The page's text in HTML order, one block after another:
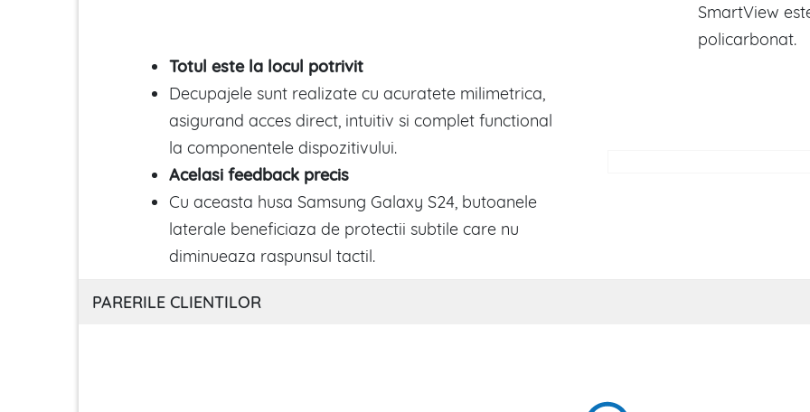
SmartView
policarbonat.
Totul este la locul potrivit
Decupajele sunt realizate cu acuratete milimetrica,
asigurand acces direct, intuitiv si complet functional
la componentele dispozitivului.
Acelasi feedback precis
Cu aceasta husa Samsung Galaxy S24, butoanele
laterale beneficiaza de protectii subtile care nu
diminueaza raspunsul tactil.
PARERILE CLIENTILOR